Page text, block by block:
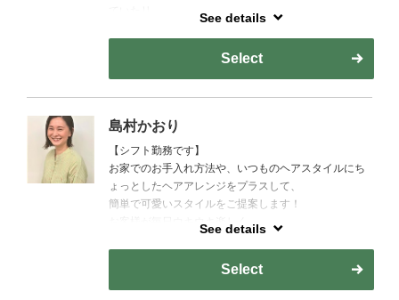
日々感じるいろんなお悩みをぜひご相談下さい！
お悩みに合わせたヘアスタイルのご提案や
お家でのスタイリング方法など、丁寧にお答えします♪
See details
Select
島村かおり
【シフト勤務です】
お家でのお手入れ方法や、いつものヘアスタイルにち
ょっとしたヘアアレンジをプラスして、
簡単で可愛いスタイルをご提案します！
お客様が毎日ウキウキ楽しく、
See details
Select